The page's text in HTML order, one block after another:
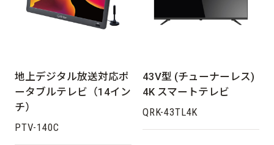
地上デジタル放送対応ポ
ータブルテレビ（14イン
チ）
PTV-140C
43V型 (チューナーレス)
4K スマートテレビ
QRK-43TL4K